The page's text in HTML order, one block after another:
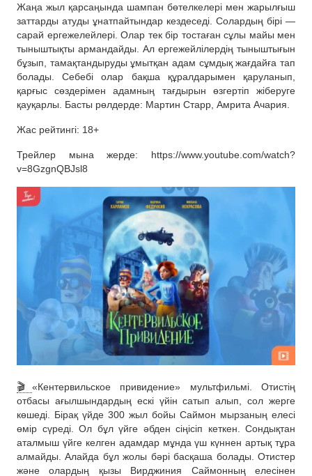
Жаңа жыл қарсаңында шампан бөтелкелері мен жарылғыш
заттарды атуды ұнатпайтындар кездеседі. Солардың бірі —
сарай ергежелейлері. Олар тек бір тостаған сұлы майы мен
тыныштықты армандайды. Ал ергежейлілердің тыныштығын
бұзып, тамақтандыруды ұмытқан адам сұмдық жағдайға тап
болады. Себебі олар бақша құралдарымен қаруланып,
қарғыс сөздерімен адамның тағдырын өзгертіп жіберуге
қауқарлы. Басты рөлдерде: Мартин Старр, Амрита Ачария.
Жас рейтингі: 18+
Трейлер мына жерде: https://www.youtube.com/watch?
v=8GzgnQBJsl8
🎬 «Кентервильское привидение» мультфильмі. Отистің
отбасы ағылшындардың ескі үйін сатып алып, сол жерге
көшеді. Бірақ үйде 300 жыл бойы Саймон мырзаның елесі
өмір сүреді. Ол бұл үйге әбден сіңісіп кеткен. Сондықтан
аталмыш үйге келген адамдар мұнда үш күннен артық тұра
алмайды. Алайда бұл жолы бәрі басқаша болады. Отистер
және олардың қызы Вирджиния Саймонның елесінен